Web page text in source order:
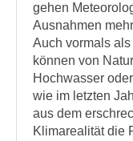
gehen
Ausnahmen
Auch vormals
können von
Hochwasser
wie im letzten
aus dem
Klimarealität die